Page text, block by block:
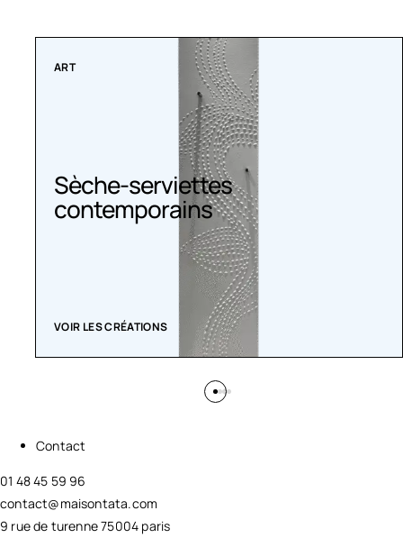
COLLECTIONS
Radiateurs Belle Époque
ACHETEZ MAINTENANT
Contact
01 48 45 59 96
contact@maisontata.com
9 rue de turenne 75004 paris